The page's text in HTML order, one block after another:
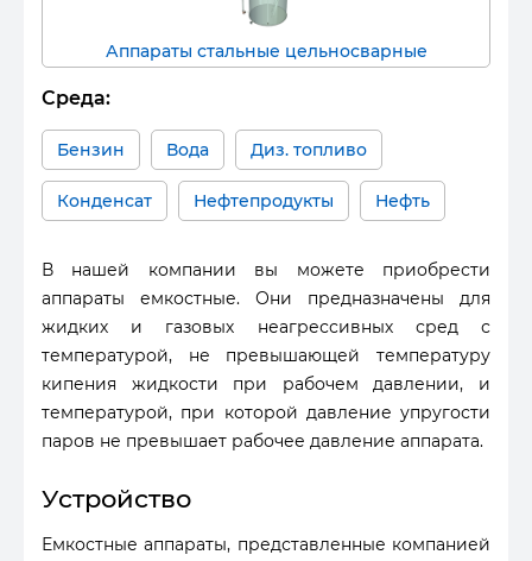
Аппараты стальные цельносварные
Среда:
Бензин Вода Диз. топливо
Конденсат Нефтепродукты Нефть
В нашей компании вы можете приобрести
аппараты емкостные. Они предназначены для
жидких и газовых неагрессивных сред с
температурой, не превышающей температуру
кипения жидкости при рабочем давлении, и
температурой, при которой давление упругости
паров не превышает рабочее давление аппарата.
Устройство
Емкостные аппараты, представленные компанией